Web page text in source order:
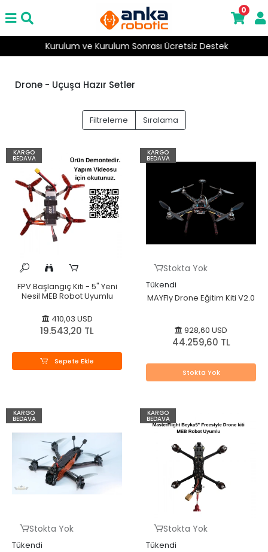
Kurulum ve Kurulum Sonrası Ücretsiz Destek
0
Drone - Uçuşa Hazır Setler
Filtreleme Sıralama
KARGO
BEDAVA
FPV Başlangıç Kiti - 5" Yeni
Nesil MEB Robot Uyumlu
410,03 USD
19.543,20 TL
Sepete Ekle
KARGO
BEDAVA
Stokta Yok
Tükendi
MAYFly Drone Eğitim Kiti V2.0
928,60 USD
44.259,60 TL
Stokta Yok
KARGO
BEDAVA
Stokta Yok
Tükendi
KARGO
BEDAVA
Stokta Yok
Tükendi